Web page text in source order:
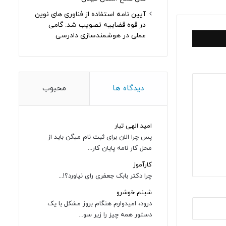
آیین نامه استفاده از فناوری های نوین
در قوه قضاییه تصویب شد: گامی
عملی در هوشمندسازی دادرسی
دیدگاه ها محبوب
امید الهی تبار
پس چرا الان برای ثبت نام میگن باید از
محل کار نامه پایان کار...
کارآموز
چرا دکتر بابک جعفری رای نیاورد؟!...
شبنم خوشرو
درود، امیدوارم هنگام بروز مشکل با یک
دستور همه چیز را زیر سو...